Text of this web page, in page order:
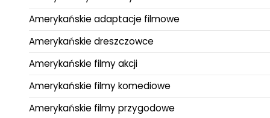
Amerykańskie adaptacje filmowe
Amerykańskie dreszczowce
Amerykańskie filmy akcji
Amerykańskie filmy komediowe
Amerykańskie filmy przygodowe